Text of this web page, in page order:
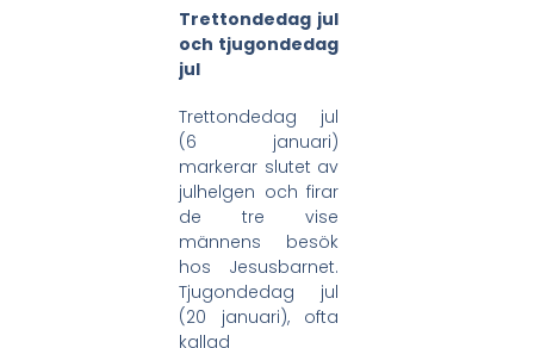
Trettondedag jul
och tjugondedag
jul
Trettondedag jul
(6 januari)
markerar slutet av
julhelgen och firar
de tre vise
männens besök
hos Jesusbarnet.
Tjugondedag jul
(20 januari), ofta
kallad